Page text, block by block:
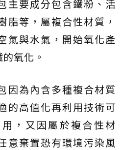
主要成分包含鐵粉、活
脂等，屬複合性材質，
氣與水氣，開始氧化產
氧化。
因為內含多種複合材質
的高值化再利用技術可
，又因屬於複合性材
意棄置恐有環境污染風